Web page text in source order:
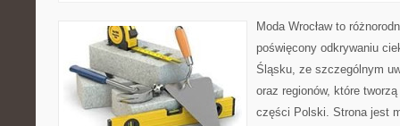
Moda Wrocław to
poświęcony odkrywaniu
Śląsku, ze szczególnym
oraz regionów, które
części Polski. Strona jest